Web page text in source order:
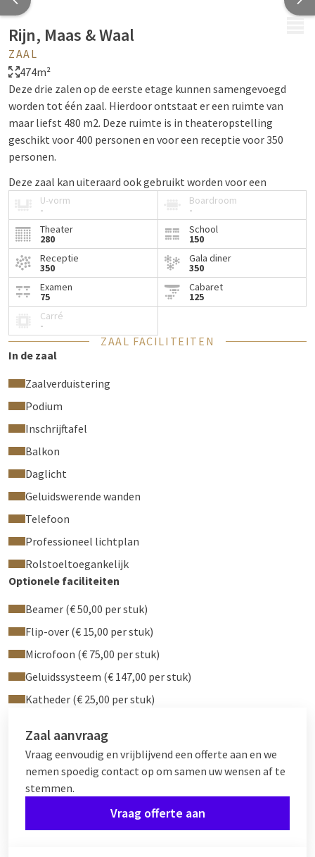
Rijn, Maas & Waal
ZAAL
474m²
Deze drie zalen op de eerste etage kunnen samengevoegd
worden tot één zaal. Hierdoor ontstaat er een ruimte van
maar liefst 480 m2. Deze ruimte is in theateropstelling
geschikt voor 400 personen en voor een receptie voor 350
personen.
Deze zaal kan uiteraard ook gebruikt worden voor een
zakelijke bijeenkomst. De zaal heeft veel daglicht. Tijdens
zakelijke bijeenkomsten kan er onbeperkt gebruik worden
gemaakt van het koffiebuffet op de vide.
Alle faciliteiten van de zaal en eventuele bij te boeken opties
zijn hieronder te vinden.
U-vorm
-
Boardroom
-
Theater
280
School
150
Receptie
350
Gala diner
350
Examen
75
Cabaret
125
Carré
-
ZAAL FACILITEITEN
In de zaal
Zaalverduistering
Podium
Inschrijftafel
Balkon
Daglicht
Geluidswerende wanden
Telefoon
Professioneel lichtplan
Rolstoeltoegankelijk
Optionele faciliteiten
Beamer (€ 50,00 per stuk)
Flip-over (€ 15,00 per stuk)
Microfoon (€ 75,00 per stuk)
Geluidssysteem (€ 147,00 per stuk)
Katheder (€ 25,00 per stuk)
Zaal aanvraag
Vraag eenvoudig en vrijblijvend een offerte aan en we
nemen spoedig contact op om samen uw wensen af te
stemmen.
Vraag offerte aan